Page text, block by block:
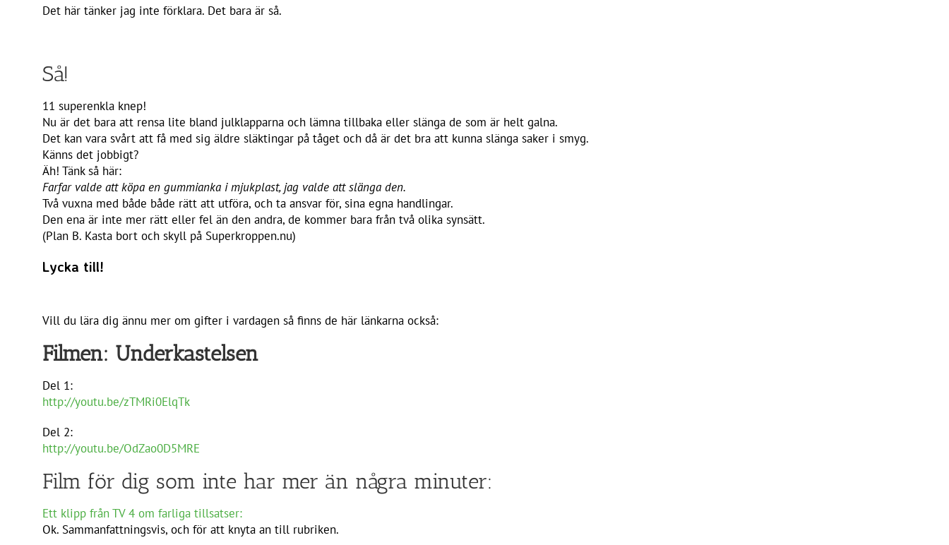
Det här tänker jag inte förklara. Det bara är så.
Så!
11 superenkla knep!
Nu är det bara att rensa lite bland julklapparna och lämna tillbaka eller slänga de som är helt galna.
Det kan vara svårt att få med sig äldre släktingar på tåget och då är det bra att kunna slänga saker i smyg.
Känns det jobbigt?
Äh! Tänk så här:
Farfar valde att köpa en gummianka i mjukplast, jag valde att slänga den.
Två vuxna med både både rätt att utföra, och ta ansvar för, sina egna handlingar.
Den ena är inte mer rätt eller fel än den andra, de kommer bara från två olika synsätt.
(Plan B. Kasta bort och skyll på Superkroppen.nu)
Lycka till!
Vill du lära dig ännu mer om gifter i vardagen så finns de här länkarna också:
Filmen: Underkastelsen
Del 1:
http://youtu.be/zTMRi0ElqTk
Del 2:
http://youtu.be/OdZao0D5MRE
Film för dig som inte har mer än några minuter:
Ett klipp från TV 4 om farliga tillsatser:
Ok. Sammanfattningsvis, och för att knyta an till rubriken.